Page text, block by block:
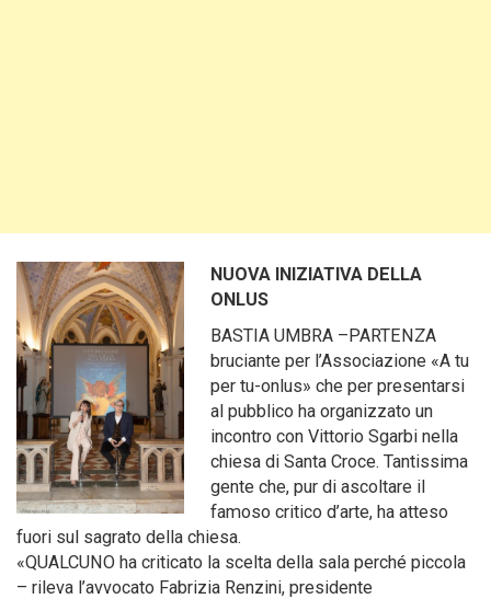
NUOVA INIZIATIVA DELLA
ONLUS
BASTIA UMBRA –PARTENZA
bruciante per l’Associazione «A tu
per tu-onlus» che per presentarsi
al pubblico ha organizzato un
incontro con Vittorio Sgarbi nella
chiesa di Santa Croce. Tantissima
gente che, pur di ascoltare il
famoso critico d’arte, ha atteso
fuori sul sagrato della chiesa.
«QUALCUNO ha criticato la scelta della sala perché piccola
– rileva l’avvocato Fabrizia Renzini, presidente